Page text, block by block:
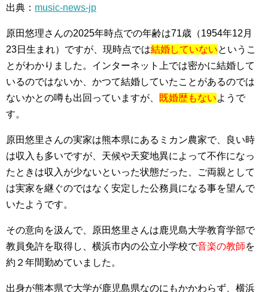
出典： music-news-jp
原田悠理さんの2025年時点での年齢は71歳（1954年12月
23日生まれ）ですが、現時点では結婚していないというこ
とがわかりました。インターネット上では密かに結婚して
いるのではないか、かつて結婚していたことがあるのでは
ないかとの噂も出回っていますが、
既婚歴もないようで
す。
原田悠里さんの実家は熊本県にあるミカン農家で、良い時
は収入も多いですが、天候や天変地異によって不作になっ
たときは収入が少ないといった状態だった、ご両親として
は実家を継ぐのではなく安定した公務員になる事を望んで
いたようです。
その意向を汲んで、原田悠里さんは鹿児島大学教育学部で
教員免許を取得し、横浜市内の公立小学校で音楽の教師を
約２年間勤めていました。
出身が熊本県で大学が鹿児島県なのにもかかわらず、横浜